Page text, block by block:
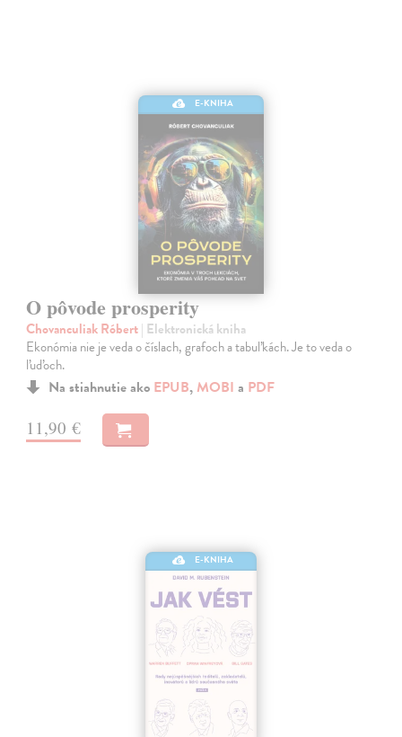
E-KNIHA
O pôvode prosperity
Chovanculiak Róbert| Elektronická kniha
Ekonómia nie je veda o číslach, grafoch a tabuľkách. Je to veda o
ľuďoch.
Na stiahnutie ako EPUB, MOBI a PDF
11,90 €
E-KNIHA